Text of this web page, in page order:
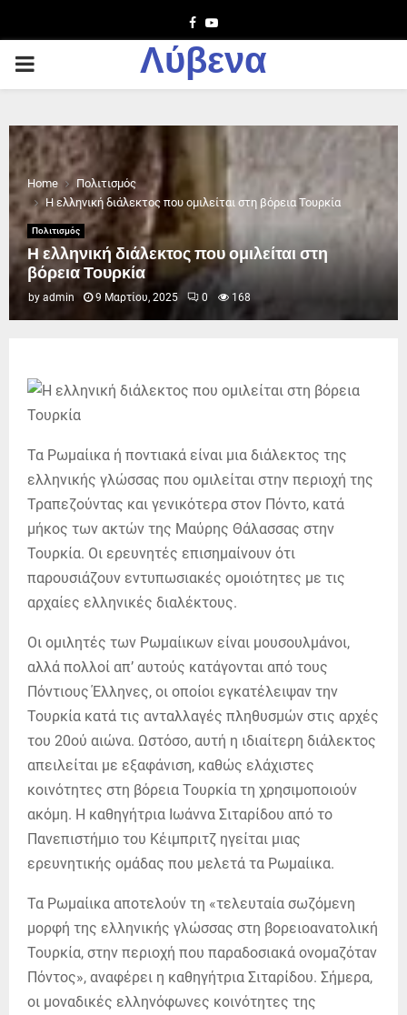
Facebook
Youtube
PRIMARY
Λύβενα
Home
Πολιτισμός
Η ελληνική διάλεκτος που ομιλείται στη βόρεια Τουρκία
Πολιτισμός
Η ελληνική διάλεκτος που ομιλείται στη
βόρεια Τουρκία
by admin 9 Μαρτίου, 2025 0 168
Τα Ρωμαίικα ή ποντιακά είναι μια διάλεκτος της
ελληνικής γλώσσας που ομιλείται στην περιοχή της
Τραπεζούντας και γενικότερα στον Πόντο, κατά
μήκος των ακτών της Μαύρης Θάλασσας στην
Τουρκία. Οι ερευνητές επισημαίνουν ότι
παρουσιάζουν εντυπωσιακές ομοιότητες με τις
αρχαίες ελληνικές διαλέκτους.
Οι ομιλητές των Ρωμαίικων είναι μουσουλμάνοι,
αλλά πολλοί απ’ αυτούς κατάγονται από τους
Πόντιους Έλληνες, οι οποίοι εγκατέλειψαν την
Τουρκία κατά τις ανταλλαγές πληθυσμών στις αρχές
του 20ού αιώνα. Ωστόσο, αυτή η ιδιαίτερη διάλεκτος
απειλείται με εξαφάνιση, καθώς ελάχιστες
κοινότητες στη βόρεια Τουρκία τη χρησιμοποιούν
ακόμη. Η καθηγήτρια Ιωάννα Σιταρίδου από το
Πανεπιστήμιο του Κέιμπριτζ ηγείται μιας
ερευνητικής ομάδας που μελετά τα Ρωμαίικα.
Τα Ρωμαίικα αποτελούν τη «τελευταία σωζόμενη
μορφή της ελληνικής γλώσσας στη βορειοανατολική
Τουρκία, στην περιοχή που παραδοσιακά ονομαζόταν
Πόντος», αναφέρει η καθηγήτρια Σιταρίδου. Σήμερα,
οι μοναδικές ελληνόφωνες κοινότητες της